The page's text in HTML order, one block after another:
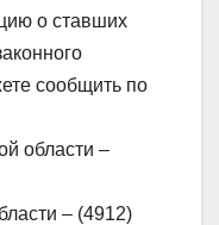
о ставших
сообщить по
области –
– (4912)